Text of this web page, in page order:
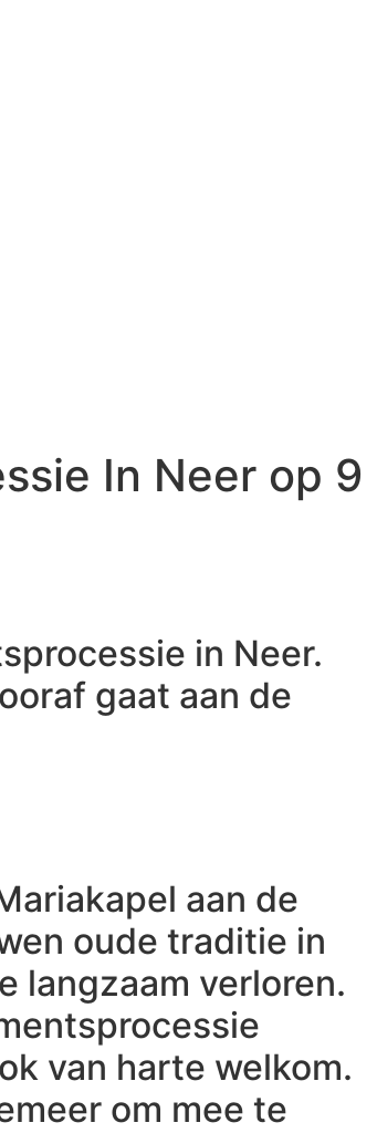
In Neer op 9
in Neer.
gaat aan de
aan de
oude traditie in
langzaam verloren.
van harte welkom.
om mee te